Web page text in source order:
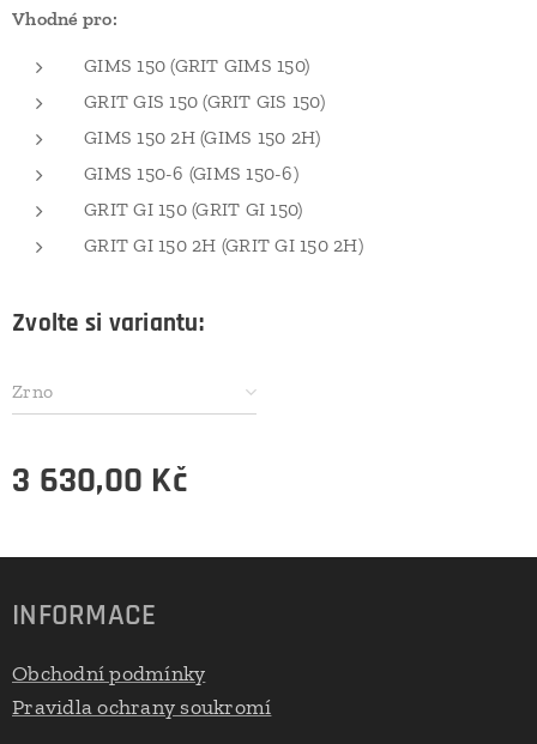
Vhodné pro:
GIMS 150 (GRIT GIMS 150)
GRIT GIS 150 (GRIT GIS 150)
GIMS 150 2H (GIMS 150 2H)
GIMS 150-6 (GIMS 150-6)
GRIT GI 150 (GRIT GI 150)
GRIT GI 150 2H (GRIT GI 150 2H)
Zvolte si variantu:
Zrno
3 630,00 Kč
INFORMACE
Obchodní podmínky
Pravidla ochrany soukromí